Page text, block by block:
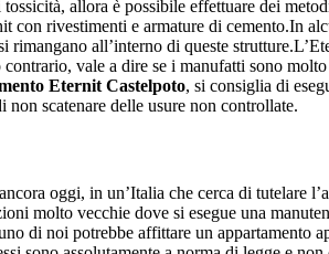
allora è possibile effettuare dei
con rivestimenti e armature di cemento.In
all’interno di queste
vale a dire se i manufatti sono
Eternit Castelpoto, si consiglia di
scatenare delle usure non controllate.
oggi, in un’Italia che cerca di tutelare
molto vecchie dove si esegue una
di noi potrebbe affittare un appartamento